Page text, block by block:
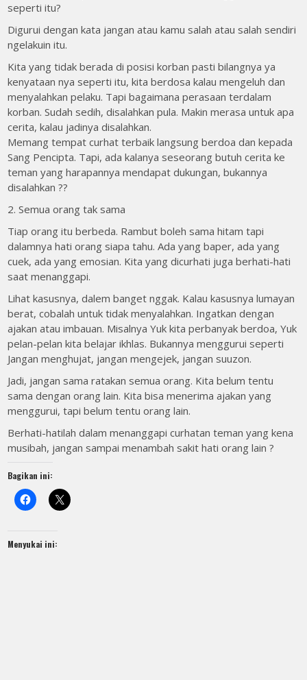
seperti itu?
Digurui dengan kata jangan atau kamu salah atau salah sendiri
ngelakuin itu.
Kita yang tidak berada di posisi korban pasti bilangnya ya
kenyataan nya seperti itu, kita berdosa kalau mengeluh dan
menyalahkan pelaku. Tapi bagaimana perasaan terdalam
korban. Sudah sedih, disalahkan pula. Makin merasa untuk apa
cerita, kalau jadinya disalahkan.
Memang tempat curhat terbaik langsung berdoa dan kepada
Sang Pencipta. Tapi, ada kalanya seseorang butuh cerita ke
teman yang harapannya mendapat dukungan, bukannya
disalahkan ??
2. Semua orang tak sama
Tiap orang itu berbeda. Rambut boleh sama hitam tapi
dalamnya hati orang siapa tahu. Ada yang baper, ada yang
cuek, ada yang emosian. Kita yang dicurhati juga berhati-hati
saat menanggapi.
Lihat kasusnya, dalem banget nggak. Kalau kasusnya lumayan
berat, cobalah untuk tidak menyalahkan. Ingatkan dengan
ajakan atau imbauan. Misalnya Yuk kita perbanyak berdoa, Yuk
pelan-pelan kita belajar ikhlas. Bukannya menggurui seperti
Jangan menghujat, jangan mengejek, jangan suuzon.
Jadi, jangan sama ratakan semua orang. Kita belum tentu
sama dengan orang lain. Kita bisa menerima ajakan yang
menggurui, tapi belum tentu orang lain.
Berhati-hatilah dalam menanggapi curhatan teman yang kena
musibah, jangan sampai menambah sakit hati orang lain ?
Bagikan ini:
Menyukai ini: